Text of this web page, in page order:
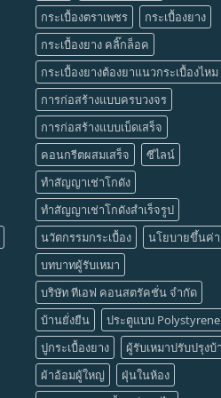
กระเบื้องตราเพชร
กระเบื้องยาง
กระเบื้องยาง คลิ๊กล็อค
กระเบื้องยางต้องยาแนวกระเบื้องไหม
การก่อสร้างแบบครบวงจร
การก่อสร้างแบบเบ็ดเสร็จ
คอนกรีตผสมเสร็จ
ซีไลน์
ทำสัญญาเช่าโกดัง
ทำสัญญาเช่าโกดังสำเร็จรูป
นวัตกรรมกระเบื้อง
นโยบายขึ้นค่า
บทบาทผู้รับเหมา
บริษัท ทีเอฟ คอนสตรัคชั่น จำกัด
บ้านยั่งยืน
ประตูแบบ Polystyrene
ปูกระเบื้องยาง
ผู้รับเหมาปรับปรุงบ้
ผ้าอ้อมผู้ใหญ่
ฝุ่นในห้อง